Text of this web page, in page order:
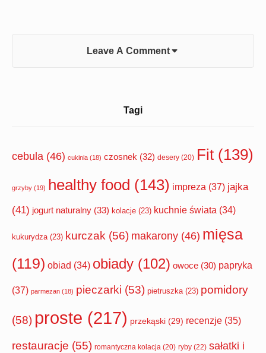
Leave A Comment
Area
Tagi
cebula (46) cukinia (18) czosnek (32) desery (20) Fit (139)
grzyby (19) healthy food (143) impreza (37) jajka
(41) jogurt naturalny (33) kolacje (23) kuchnie świata (34)
kukurydza(23) kurczak (56) makarony (46) mięsa
(119) obiad (34) obiady (102) owoce (30) papryka
(37) parmezan (18) pieczarki (53) pietruszka(23) pomidory
(58) proste (217) przekąski (29) recenzje (35)
restauracje (55) romantyczna kolacja (20) ryby (22) sałatki i